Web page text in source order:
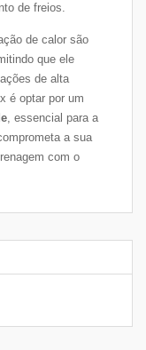
de freios.
de calor são
que ele
de alta
é optar por um
, essencial para a
a sua
com o